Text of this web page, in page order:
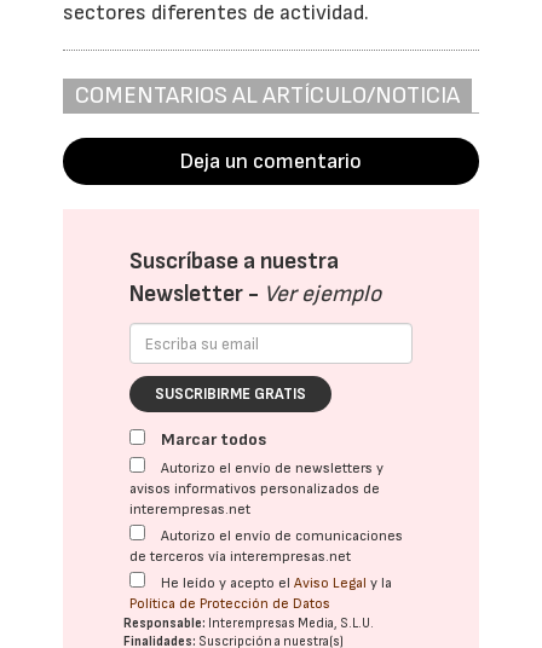
sectores diferentes de actividad.
COMENTARIOS AL ARTÍCULO/NOTICIA
Deja un comentario
Suscríbase a nuestra
Newsletter - Ver ejemplo
SUSCRIBIRME GRATIS
Marcar todos
Autorizo el envío de newsletters y
avisos informativos personalizados de
interempresas.net
Autorizo el envío de comunicaciones
de terceros vía interempresas.net
He leído y acepto elAviso Legal y la
Política de Protección de Datos
Responsable: Interempresas Media, S.L.U.
Finalidades: Suscripción a nuestra(s)